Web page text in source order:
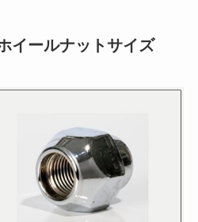
イールナットサイズ